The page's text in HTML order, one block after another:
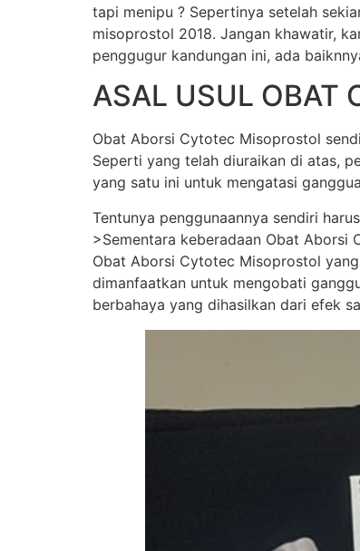
tapi menipu ? Sepertinya setelah
misoprostol 2018. Jangan khawatir,
penggugur kandungan ini, ada
ASAL USUL OBAT
Obat Aborsi Cytotec Misoprostol
Seperti yang telah diuraikan di atas,
yang satu ini untuk mengatasi
Tentunya penggunaannya sendiri
>Sementara keberadaan Obat
Obat Aborsi Cytotec Misoprostol
dimanfaatkan untuk mengobati
berbahaya yang dihasilkan dari efek